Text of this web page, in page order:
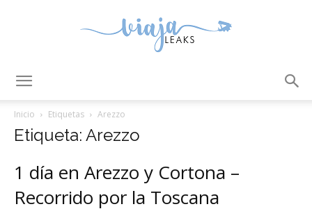
Inicio Etiquetas Arezzo
Etiqueta: Arezzo
1 día en Arezzo y Cortona –
Recorrido por la Toscana